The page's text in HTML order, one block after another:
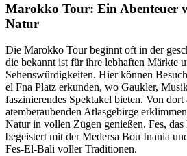
Marokko Tour: Ein Abenteuer
Natur
Die Marokko Tour beginnt oft in der
die bekannt ist für ihre lebhaften Märkte
Sehenswürdigkeiten. Hier können
el Fna Platz erkunden, wo Gaukler,
faszinierendes Spektakel bieten. Von
atemberaubenden Atlasgebirge
Natur in vollen Zügen genießen. Fes,
begeistert mit der Medersa Bou Inania
Fes-El-Bali voller Traditionen.